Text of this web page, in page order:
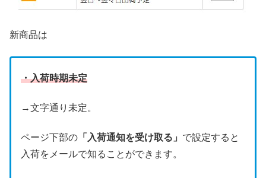
新商品は
・入荷時期未定
→文字通り未定。
ページ下部の 「入荷通知を受け取る」 で設定すると
入荷をメールで知ることができます。